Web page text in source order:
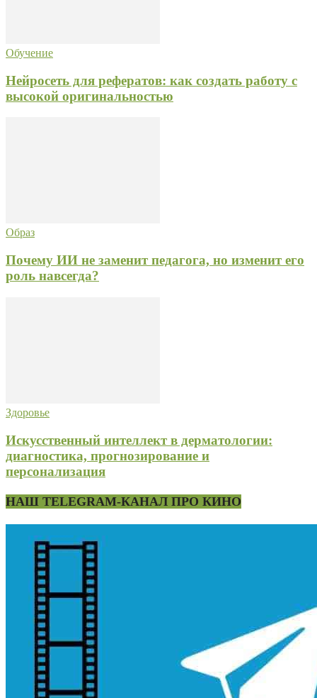
Обучение
Нейросеть для рефератов: как создать работу с
высокой оригинальностью
Образ
Почему ИИ не заменит педагога, но изменит его
роль навсегда?
Здоровье
Искусственный интеллект в дерматологии:
диагностика, прогнозирование и
персонализация
НАШ TELEGRAM-КАНАЛ ПРО КИНО